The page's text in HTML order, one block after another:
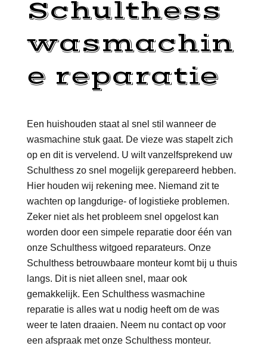
Schulthess
wasmachin
e reparatie
Een huishouden staat al snel stil wanneer de
wasmachine stuk gaat. De vieze was stapelt zich
op en dit is vervelend. U wilt vanzelfsprekend uw
Schulthess zo snel mogelijk gerepareerd hebben.
Hier houden wij rekening mee. Niemand zit te
wachten op langdurige- of logistieke problemen.
Zeker niet als het probleem snel opgelost kan
worden door een simpele reparatie door één van
onze Schulthess witgoed reparateurs. Onze
Schulthess betrouwbaare monteur komt bij u thuis
langs. Dit is niet alleen snel, maar ook
gemakkelijk. Een Schulthess wasmachine
reparatie is alles wat u nodig heeft om de was
weer te laten draaien. Neem nu contact op voor
een afspraak met onze Schulthess monteur.